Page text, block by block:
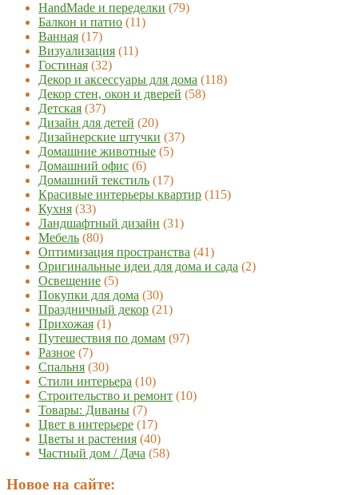
HandMade и переделки (79)
Балкон и патио (11)
Ванная (17)
Визуализация (11)
Гостиная (32)
Декор и аксессуары для дома (118)
Декор стен, окон и дверей (58)
Детская (37)
Дизайн для детей (20)
Дизайнерские штучки (37)
Домашние животные (5)
Домашний офис (6)
Домашний текстиль (17)
Красивые интерьеры квартир (115)
Кухня (33)
Ландшафтный дизайн (31)
Мебель (80)
Оптимизация пространства (41)
Оригинальные идеи для дома и сада (2)
Освещение (5)
Покупки для дома (30)
Праздничный декор (21)
Прихожая (1)
Путешествия по домам (97)
Разное (7)
Спальня (30)
Стили интерьера (10)
Строительство и ремонт (10)
Товары: Диваны (7)
Цвет в интерьере (17)
Цветы и растения (40)
Частный дом / Дача (58)
Новое на сайте: